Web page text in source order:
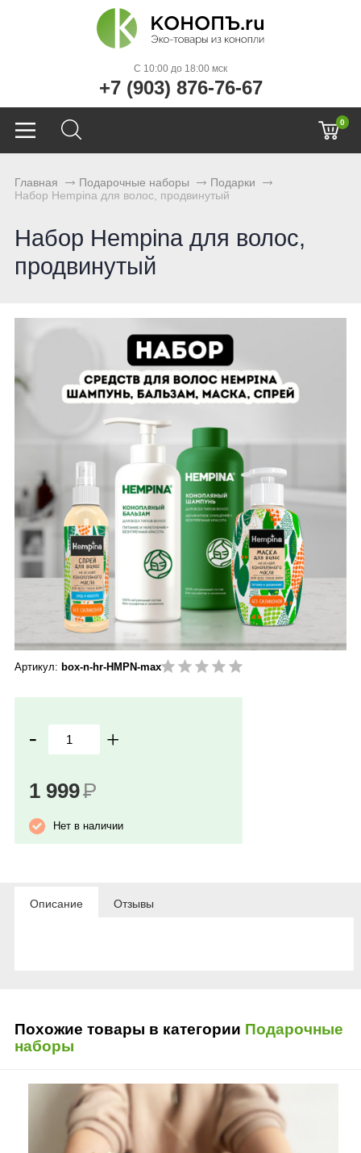
C 10:00 до 18:00 мск
+7 (903) 876-76-67
0
Главная Подарочные наборы
Подарки
Набор Hempina для волос, продвинутый
Набор Hempina для волос,
продвинутый
Артикул: box-n-hr-HMPN-max
- +
1 999Р
Нет в наличии
Описание Отзывы
Похожие товары в категории Подарочные
наборы